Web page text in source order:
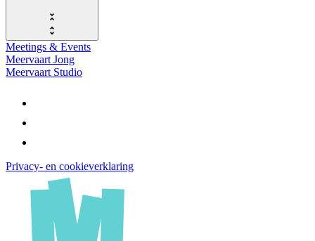
Meetings & Events
Meervaart Jong
Meervaart Studio
Privacy- en cookieverklaring